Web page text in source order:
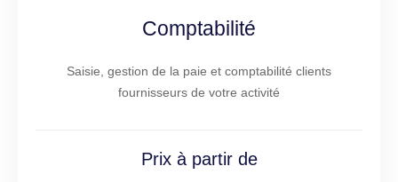
Comptabilité
Saisie, gestion de la paie et comptabilité clients
fournisseurs de votre activité
Prix à partir de